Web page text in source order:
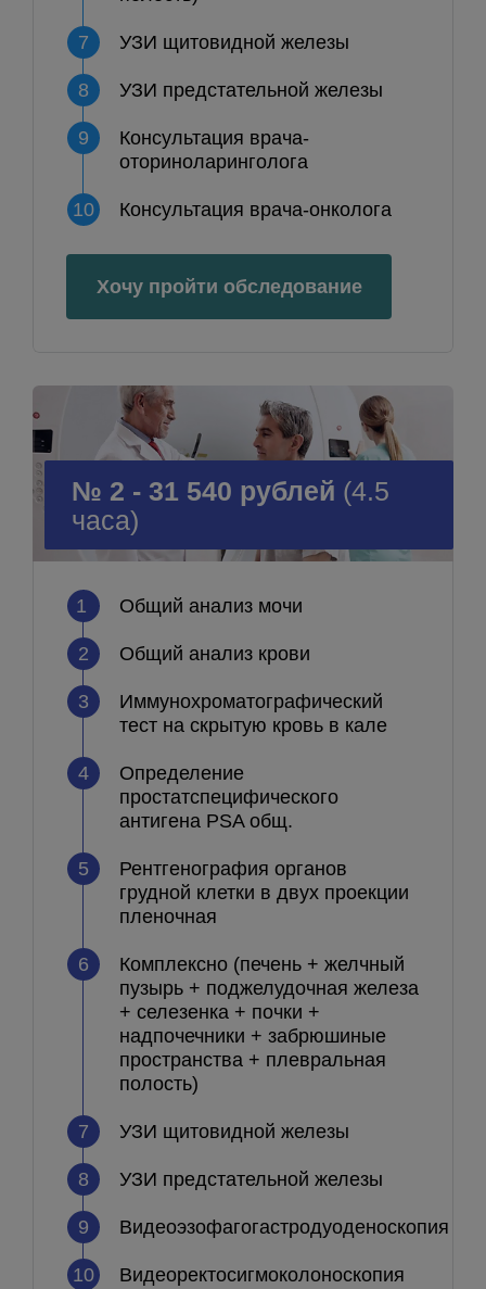
7 УЗИ щитовидной железы
8 УЗИ предстательной железы
9
Консультация врача-
оториноларинголога
10 Консультация врача-онколога
Хочу пройти обследование
№ 2 - 31 540 рублей (4.5
часа)
1 Общий анализ мочи
2 Общий анализ крови
3
Иммунохроматографический
тест на скрытую кровь в кале
4
Определение
простатспецифического
антигена PSA общ.
5
Рентгенография органов
грудной клетки в двух проекции
пленочная
6
Комплексно (печень + желчный
пузырь + поджелудочная железа
+ селезенка + почки +
надпочечники + забрюшиные
пространства + плевральная
полость)
7 УЗИ щитовидной железы
8 УЗИ предстательной железы
9 Видеоэзофагогастродуоденоскопия
10 Видеоректосигмоколоноскопия